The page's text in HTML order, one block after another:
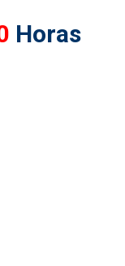
Horas